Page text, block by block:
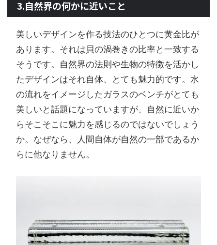
3.自然界の何かに近いこと
美しいデザインを作る技法のひとつに黄金比が
あります。それは貝の渦巻きの比率と一致する
そうです。自然界の法則や生物の特徴を活かし
たデザインはそれ自体、とても魅力的です。水
の流れをイメージしたガラスのベンチがとても
美しいと話題になっていますが、自然に近いか
らそこそこに魅力を感じるのではないでしょう
か。なぜなら、人間自体が自然の一部であるか
らに他なりません。